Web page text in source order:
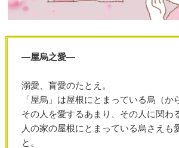
―屋烏之愛―
溺愛、盲愛のたとえ。
「屋烏」は屋根にとまっている烏（か
その人を愛するあまり、その人に関わ
人の家の屋根にとまっている烏さえも
と。